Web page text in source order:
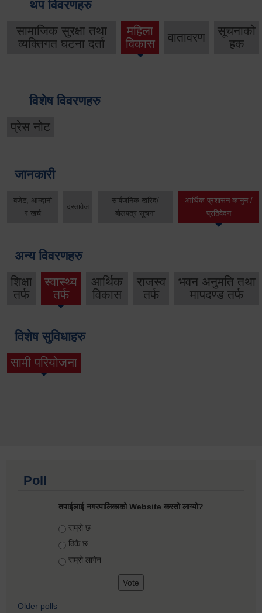
थप विवरणहरु
सामाजिक सुरक्षा तथा
व्यक्तिगत घटना दर्ता
महिला
विकास
वातावरण
सूचनाको
हक
विशेष विवरणहरु
प्रेस नोट
जानकारी
बजेट, आम्दानी
र खर्च
दस्तावेज
सार्वजनिक खरिद/
बोलपत्र सूचना
आर्थिक प्रशासन कानुन /
प्रतिवेदन
अन्य विवरणहरु
शिक्षा
तर्फ
स्वास्थ्य
तर्फ
आर्थिक
विकास
राजस्व
तर्फ
भवन अनुमति तथा
मापदण्ड तर्फ
विशेष सुविधाहरु
सामी परियोजना
(active tab)
Poll
तपाईलाई नगरपालिकाको Website कस्तो लाग्यो?
Choices
राम्रो छ
ठिकै छ
राम्रो लागेन
Older polls